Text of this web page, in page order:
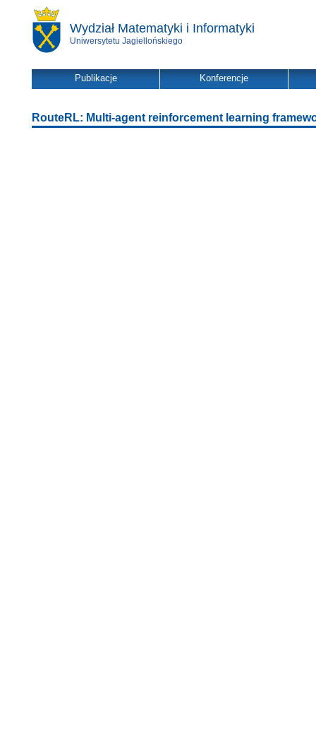
Wydział Matematyki i Informatyki
Uniwersytetu Jagiellońskiego
Publikacje Konferencje
RouteRL: Multi-agent reinforcement learning